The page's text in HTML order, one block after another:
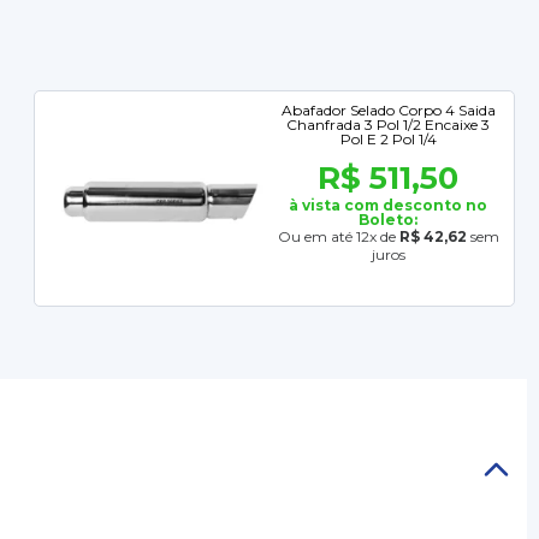
Abafador Selado Corpo 4 Saida
Chanfrada 3 Pol 1/2 Encaixe 3
Pol E 2 Pol 1/4
R$ 511,50
à vista com desconto no
Boleto:
Ou em até 12x de R$ 42,62 sem
juros